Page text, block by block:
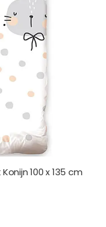
100 x 135 cm